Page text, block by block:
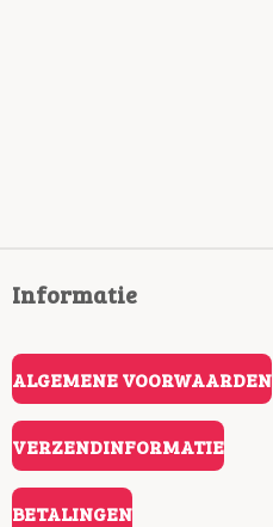
Informatie
ALGEMENE VOORWAARDEN
VERZENDINFORMATIE
BETALINGEN